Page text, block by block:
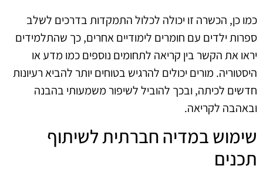
כמו כן, הכשרה זו יכולה לכלול התמקדות בדרכים לשלב
ספרות ילדים עם חומרים לימודיים אחרים, כך שהתלמידים
יראו את הקשר בין קריאה לתחומים נוספים כמו מדע או
היסטוריה. מורים יכולים להרגיש בטוחים יותר להביא רעיונות
חדשים לכיתה, ובכך להוביל לשיפור משמעותי בהבנה
ובאהבה לקריאה.
שימוש במדיה חברתית לשיתוף
תכנים